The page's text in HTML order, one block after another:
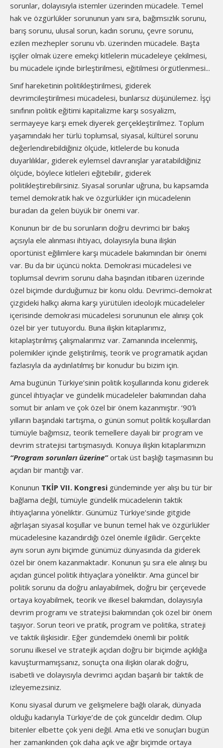
sorunlar, dolayısıyla istemler üzerinden mücadele. Temel
hak ve özgürlükler sorununun yanı sıra, bağımsızlık sorunu,
barış sorunu, ulusal sorun, kadın sorunu, çevre sorunu,
ezilen mezhepler sorunu vb. üzerinden mücadele. Başta
işçiler olmak üzere emekçi kitlelerin mücadeleye çekilmesi,
bu mücadele içinde birleştirilmesi, eğitilmesi örgütlenmesi...
Sınıf hareketinin politikleştirilmesi, giderek
devrimcileştirilmesi mücadelesi, bunlarsız düşünülemez. İşçi
sınıfının politik eğitimi kapitalizme karşı sosyalizm,
sermayeye karşı emek diyerek gerçekleştirilmez. Toplum
yaşamındaki her türlü toplumsal, siyasal, kültürel sorunu
değerlendirebildiğiniz ölçüde, kitlelerde bu konuda
duyarlılıklar, giderek eylemsel davranışlar yaratabildiğiniz
ölçüde, böylece kitleleri eğitebilir, giderek
politikleştirebilirsiniz. Siyasal sorunlar uğruna, bu kapsamda
temel demokratik hak ve özgürlükler için mücadelenin
buradan da gelen büyük bir önemi var.
Konunun bir de bu sorunların doğru devrimci bir bakış
açısıyla ele alınması ihtiyacı, dolayısıyla buna ilişkin
oportünist eğilimlere karşı mücadele bakımından bir önemi
var. Bu da bir üçüncü nokta. Demokrasi mücadelesi ve
toplumsal devrim sorunu daha başından itibaren üzerinde
özel biçimde durduğumuz bir konu oldu. Devrimci-demokrat
çizgideki halkçı akıma karşı yürütülen ideolojik mücadeleler
içerisinde demokrasi mücadelesi sorununun ele alınışı çok
özel bir yer tutuyordu. Buna ilişkin kitaplarımız,
kitaplaştırılmış çalışmalarımız var. Zamanında incelenmiş,
polemikler içinde geliştirilmiş, teorik ve programatik açıdan
fazlasıyla da aydınlatılmış bir konudur bu bizim için.
Ama bugünün Türkiye’sinin politik koşullarında konu giderek
güncel ihtiyaçlar ve gündelik mücadeleler bakımından daha
somut bir anlam ve çok özel bir önem kazanmıştır. ‘90’lı
yılların başındaki tartışma, o günün somut politik koşullardan
tümüyle bağımsız, teorik temellere dayalı bir program ve
devrim stratejisi tartışmasıydı. Konuya ilişkin kitaplarımızın
“Program sorunları üzerine”ortak üst başlığı taşımasının bu
açıdan bir mantığı var.
Konunun TKİP VII. Kongresi gündeminde yer alışı bu tür bir
bağlama değil, tümüyle gündelik mücadelenin taktik
ihtiyaçlarına yöneliktir. Günümüz Türkiye’sinde gitgide
ağırlaşan siyasal koşullar ve bunun temel hak ve özgürlükler
mücadelesine kazandırdığı özel önemle ilgilidir. Gerçekte
aynı sorun aynı biçimde günümüz dünyasında da giderek
özel bir önem kazanmaktadır. Konunun şu sıra ele alınışı bu
açıdan güncel politik ihtiyaçlara yöneliktir. Ama güncel bir
politik sorunu da doğru anlayabilmek, doğru bir çerçevede
ortaya koyabilmek, teorik ve ilkesel bakımdan, dolayısıyla
devrim programı ve stratejisi bakımından çok özel bir önem
taşıyor. Sorun teori ve pratik, program ve politika, strateji
ve taktik ilişkisidir. Eğer gündemdeki önemli bir politik
sorunu ilkesel ve stratejik açıdan doğru bir biçimde açıklığa
kavuşturmamışsanız, sonuçta ona ilişkin olarak doğru,
isabetli ve dolayısıyla devrimci açıdan başarılı bir taktik de
izleyemezsiniz.
Konu siyasal durum ve gelişmelere bağlı olarak, dünyada
olduğu kadarıyla Türkiye’de de çok günceldir dedim. Olup
bitenler elbette çok yeni değil. Ama etki ve sonuçları bugün
her zamankinden çok daha açık ve ağır biçimde ortaya